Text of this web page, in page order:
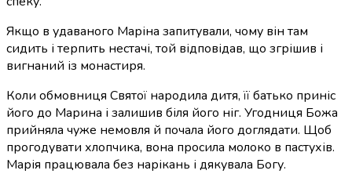
Якщо в удаваного Маріна запитували, чому він там
сидить і терпить нестачі, той відповідав, що згрішив і
вигнаний із монастиря.
Коли обмовниця Святої народила дитя, її батько приніс
його до Марина і залишив біля його ніг. Угодниця Божа
прийняла чуже немовля й почала його доглядати. Щоб
прогодувати хлопчика, вона просила молоко в пастухів.
Марія працювала без нарікань і дякувала Богу.